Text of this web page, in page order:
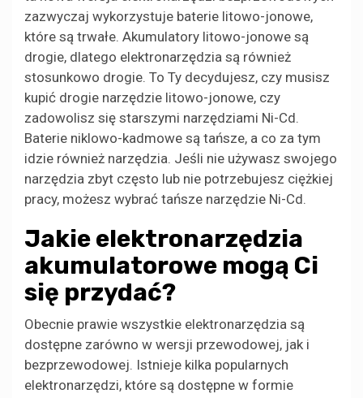
zazwyczaj wykorzystuje baterie litowo-jonowe,
które są trwałe. Akumulatory litowo-jonowe są
drogie, dlatego elektronarzędzia są również
stosunkowo drogie. To Ty decydujesz, czy musisz
kupić drogie narzędzie litowo-jonowe, czy
zadowolisz się starszymi narzędziami Ni-Cd.
Baterie niklowo-kadmowe są tańsze, a co za tym
idzie również narzędzia. Jeśli nie używasz swojego
narzędzia zbyt często lub nie potrzebujesz ciężkiej
pracy, możesz wybrać tańsze narzędzie Ni-Cd.
Jakie elektronarzędzia
akumulatorowe mogą Ci
się przydać?
Obecnie prawie wszystkie elektronarzędzia są
dostępne zarówno w wersji przewodowej, jak i
bezprzewodowej. Istnieje kilka popularnych
elektronarzędzi, które są dostępne w formie